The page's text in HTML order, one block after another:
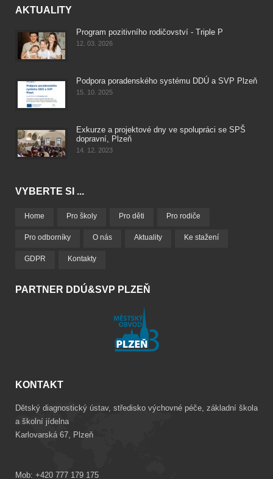
AKTUALITY
Program pozitivního rodičovství - Triple P
12. 03. 2026
Podpora poradenského systému DDÚ a SVP Plzeň
15. 10. 2025
Exkurze a projektové dny ve spolupráci se SPŠ
dopravní, Plzeň
14. 12. 2023
VYBERTE SI ...
Home Pro školy Pro děti Pro rodiče
Pro odborníky O nás Aktuality Ke stažení
GDPR Kontakty
PARTNER DDÚ&SVP PLZEŇ
KONTAKT
Dětský diagnostický ústav, středisko výchovné péče, základní škola
a školní jídelna
Karlovarská 67, Plzeň
Mob: +420 777 179 175